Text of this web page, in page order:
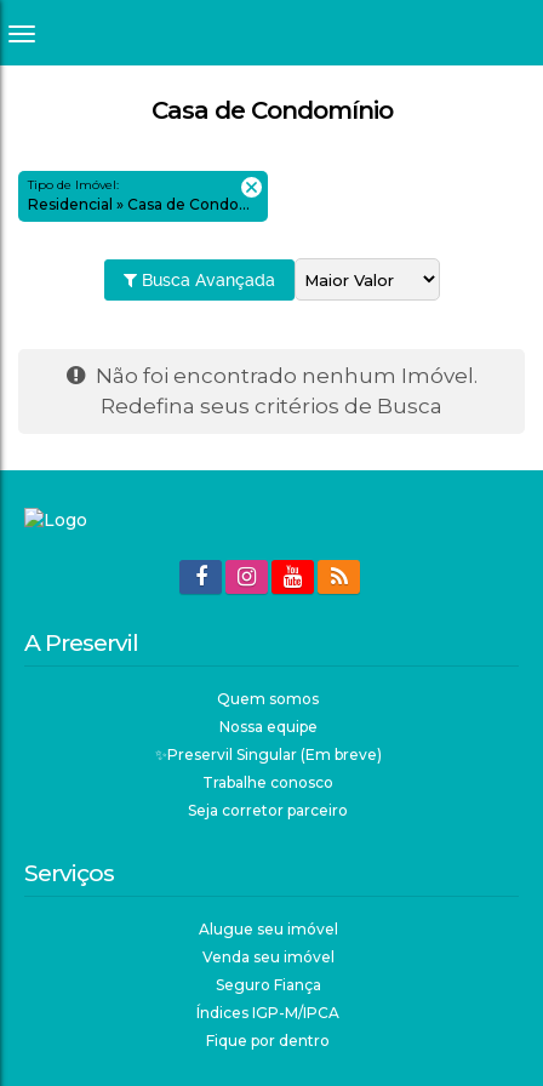
Casa de Condomínio
Tipo de Imóvel:
Residencial » Casa de Condomínio
Busca Avançada
Não foi encontrado nenhum Imóvel.
Redefina seus critérios de Busca
A Preservil
Quem somos
Nossa equipe
✨Preservil Singular (Em breve)
Trabalhe conosco
Seja corretor parceiro
Serviços
Alugue seu imóvel
Venda seu imóvel
Seguro Fiança
Índices IGP-M/IPCA
Fique por dentro